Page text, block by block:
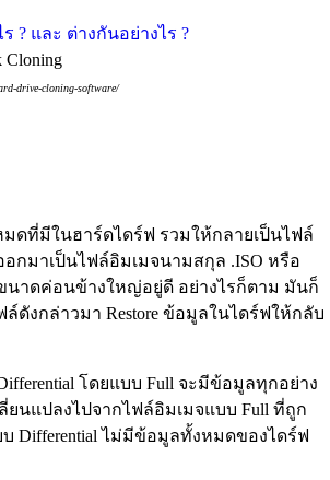
drive-cloning-software/
มดที่มีในฮาร์ดไดร์ฟ รวมให้กลายเป็นไฟล์
อกมาเป็นไฟล์อิมเมจนามสกุล .ISO หรือ
นาดค่อนข้างใหญ่อยู่ดี อย่างไรก็ตาม มันก็
ดังกล่าวมา Restore ข้อมูลในไดร์ฟให้กลับ
โดยแบบ Full จะมีข้อมูลทุกอย่าง
ยนแปลงไปจากไฟล์อิมเมจแบบ Full ที่ถูก
Differential ไม่มีข้อมูลทั้งหมดของไดร์ฟ